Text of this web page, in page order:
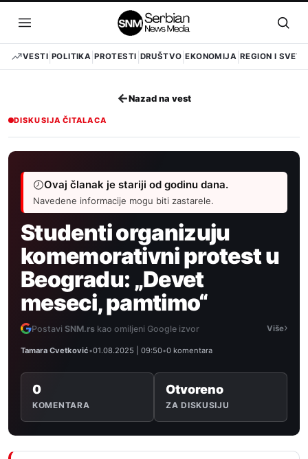
sadržaj
Otvori
meni
VESTI POLITIKA PROTESTI DRUŠTVO EKONOMIJA REGION I SVET
←Nazad na vest
DISKUSIJA ČITALACA
Ovaj članak je stariji od godinu dana.
Navedene informacije mogu biti zastarele.
Studenti organizuju
komemorativni protest u
Beogradu: „Devet
meseci, pamtimo“
Postavi SNM.rs kao omiljeni Google izvor Više›
Tamara Cvetković•01.08.2025 | 09:50•0 komentara
0
KOMENTARA
Otvoreno
ZA DISKUSIJU